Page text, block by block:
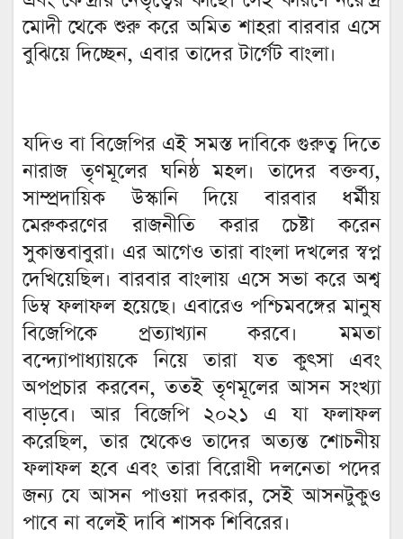
মোদী থেকে শুরু করে অমিত শাহরা বারবার এসে
বুঝিয়ে দিচ্ছেন, এবার তাদের টার্গেট বাংলা।
যদিও বা বিজেপির এই সমস্ত দাবিকে গুরুত্ব দিতে
নারাজ তৃণমূলের ঘনিষ্ঠ মহল। তাদের বক্তব্য,
সাম্প্রদায়িক উস্কানি দিয়ে বারবার ধর্মীয়
মেরুকরণের রাজনীতি করার চেষ্টা করেন
সুকান্তবাবুরা। এর আগেও তারা বাংলা দখলের স্বপ্ন
দেখিয়েছিল। বারবার বাংলায় এসে সভা করে অশ্ব
ডিম্ব ফলাফল হয়েছে। এবারেও পশ্চিমবঙ্গের মানুষ
বিজেপিকে প্রত্যাখ্যান করবে। মমতা
বন্দ্যোপাধ্যায়কে নিয়ে তারা যত কুৎসা এবং
অপপ্রচার করবেন, ততই তৃণমূলের আসন সংখ্যা
বাড়বে। আর বিজেপি ২০২১ এ যা ফলাফল
করেছিল, তার থেকেও তাদের অত্যন্ত শোচনীয়
ফলাফল হবে এবং তারা বিরোধী দলনেতা পদের
জন্য যে আসন পাওয়া দরকার, সেই আসনটুকুও
পাবে না বলেই দাবি শাসক শিবিরের।